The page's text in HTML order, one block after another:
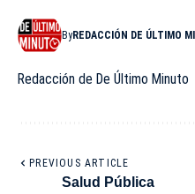
ByREDACCIÓN DE ÚLTIMO
Redacción de De Último Minuto
PREVIOUS ARTICLE
Salud Pública